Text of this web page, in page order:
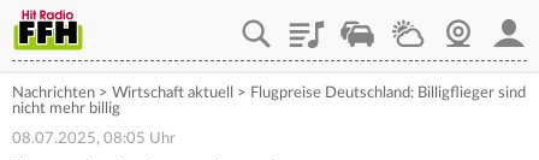
PlaylistStaupilotWetterWebcam
Nachrichten > Wirtschaft aktuell > Flugpreise Deutschland: Billigflieger sind
nicht mehr billig
08.07.2025, 08:05 Uhr